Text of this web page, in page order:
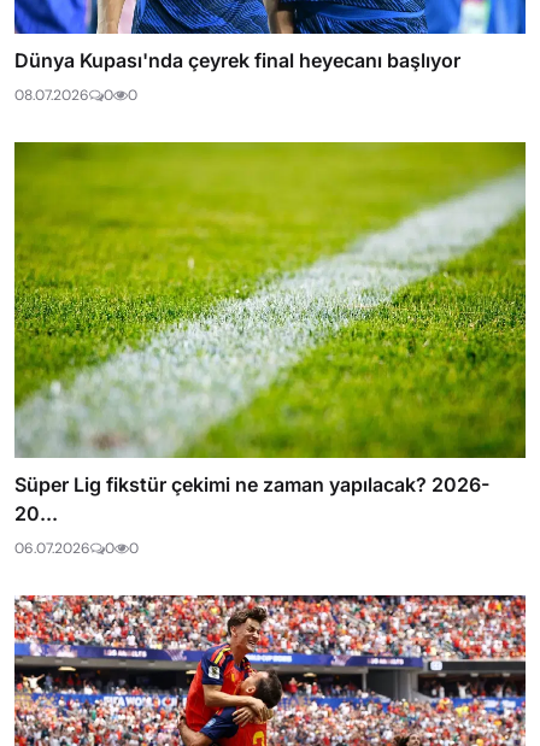
Dünya Kupası'nda çeyrek final heyecanı başlıyor
08.07.2026 0 0
Süper Lig fikstür çekimi ne zaman yapılacak? 2026-
20...
06.07.2026 0 0